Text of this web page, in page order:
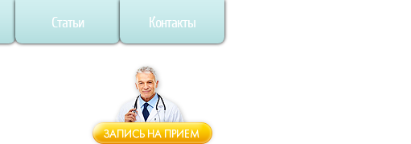
Статьи Контакты